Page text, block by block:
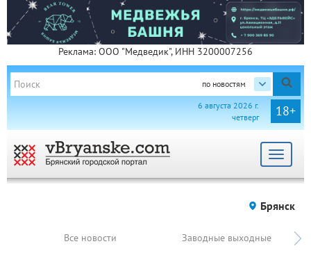
Реклама: ООО "Медведик", ИНН 3200007256
по новостям
18+
6 августа 2026 г.
четверг
Toggle
Брянск
Все новости Заводные выходные